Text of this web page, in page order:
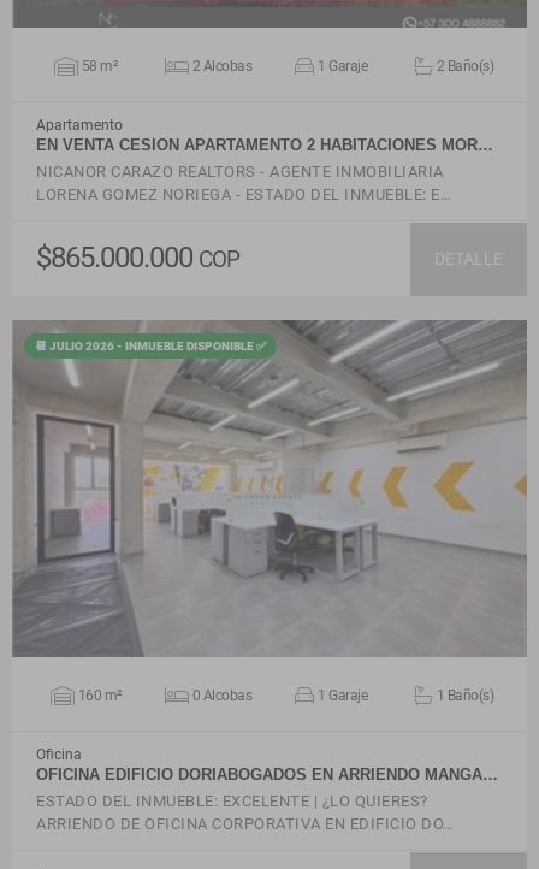
58 m² 2 Alcobas 1 Garaje 2 Baño(s)
Apartamento
EN VENTA CESION APARTAMENTO 2 HABITACIONES MOR…
NICANOR CARAZO REALTORS - AGENTE INMOBILIARIA
LORENA GOMEZ NORIEGA - ESTADO DEL INMUEBLE: E…
$865.000.000 COP DETALLE
📆 JULIO 2026 - INMUEBLE DISPONIBLE ✅
VER DETALLES
160 m² 0 Alcobas 1 Garaje 1 Baño(s)
Oficina
OFICINA EDIFICIO DORIABOGADOS EN ARRIENDO MANGA…
ESTADO DEL INMUEBLE: EXCELENTE | ¿LO QUIERES?
ARRIENDO DE OFICINA CORPORATIVA EN EDIFICIO DO…